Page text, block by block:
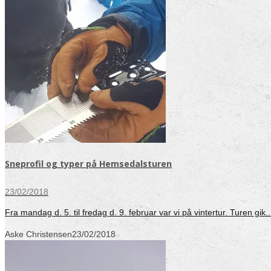
Sneprofil og typer på Hemsedalsturen
23/02/2018
Fra mandag d. 5. til fredag d. 9. februar var vi på vintertur. Turen
Aske Christensen23/02/2018